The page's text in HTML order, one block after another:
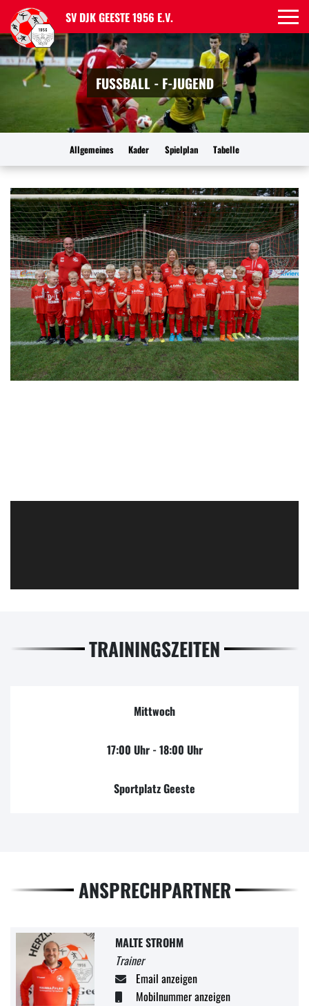
SV DJK GEESTE 1956 E.V.
FUSSBALL - F-JUGEND
Allgemeines Kader Spielplan Tabelle
TRAININGSZEITEN
Mittwoch
17:00 Uhr - 18:00 Uhr
Sportplatz Geeste
ANSPRECHPARTNER
MALTE STROHM
Trainer
Email anzeigen
Mobilnummer anzeigen